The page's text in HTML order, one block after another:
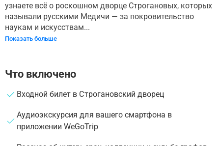
узнаете всё о роскошном дворце Строгановых, которых
называли русскими Медичи — за покровительство
наукам и искусствам...
Показать больше
Что включено
Входной билет в Строгановский дворец
Аудиоэкскурсия для вашего смартфона в
приложении WeGoTrip